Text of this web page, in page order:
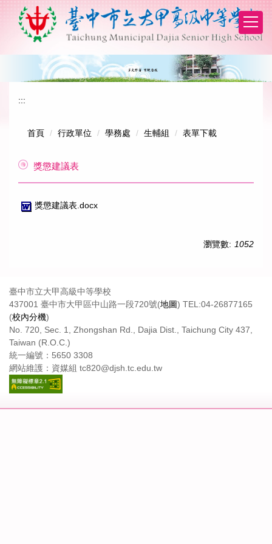
:::
首頁 行政單位 學務處 生輔組 表單下載
獎懲建議表
獎懲建議表.docx
瀏覽數: 1052
臺中市立大甲高級中等學校
437001 臺中市大甲區中山路一段720號(地圖) TEL:04-26877165
(校內分機)
No. 720, Sec. 1, Zhongshan Rd., Dajia Dist., Taichung City 437,
Taiwan (R.O.C.)
統一編號：5650 3308
網站維護：資媒組 tc820@djsh.tc.edu.tw